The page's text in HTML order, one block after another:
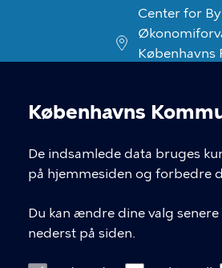
Københavns
De indsamlede data bruges
på hjemmesiden og forbedre
Du kan ændre dine valg
nederst på siden.
Center for
Københavns